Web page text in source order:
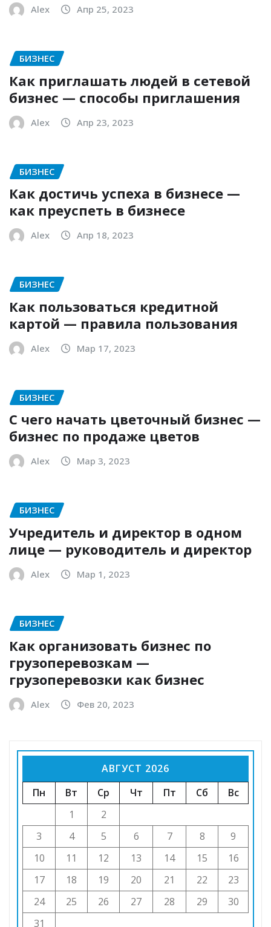
Alex Апр 25, 2023
БИЗНЕС
Как приглашать людей в сетевой
бизнес — способы приглашения
Alex Апр 23, 2023
БИЗНЕС
Как достичь успеха в бизнесе —
как преуспеть в бизнесе
Alex Апр 18, 2023
БИЗНЕС
Как пользоваться кредитной
картой — правила пользования
Alex Мар 17, 2023
БИЗНЕС
С чего начать цветочный бизнес —
бизнес по продаже цветов
Alex Мар 3, 2023
БИЗНЕС
Учредитель и директор в одном
лице — руководитель и директор
Alex Мар 1, 2023
БИЗНЕС
Как организовать бизнес по
грузоперевозкам —
грузоперевозки как бизнес
Alex Фев 20, 2023
АВГУСТ 2026
Пн
Вт Ср Чт Пт Сб
Вс
1
2
3
4 5 6 7 8
9
10
11 12 13 14 15
16
17
18 19 20 21 22
23
24
25 26 27 28 29
30
31